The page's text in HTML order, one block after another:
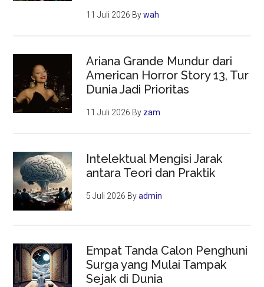
11 Juli 2026 Bywah
Ariana Grande Mundur dari
American Horror Story 13, Tur
Dunia Jadi Prioritas
11 Juli 2026 By zam
Intelektual Mengisi Jarak
antara Teori dan Praktik
5 Juli 2026 Byadmin
Empat Tanda Calon Penghuni
Surga yang Mulai Tampak
Sejak di Dunia